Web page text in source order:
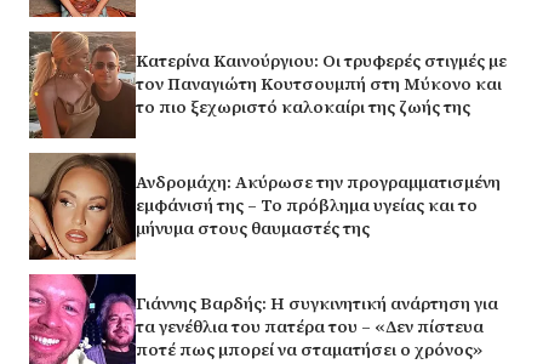
Κατερίνα Καινούργιου: Οι τρυφερές στιγμές με
τον Παναγιώτη Κουτσουμπή στη Μύκονο και
το πιο ξεχωριστό καλοκαίρι της ζωής της
Ανδρομάχη: Ακύρωσε την προγραμματισμένη
εμφάνισή της – Το πρόβλημα υγείας και το
μήνυμα στους θαυμαστές της
Γιάννης Βαρδής: Η συγκινητική ανάρτηση για
τα γενέθλια του πατέρα του – «Δεν πίστευα
ποτέ πως μπορεί να σταματήσει ο χρόνος»